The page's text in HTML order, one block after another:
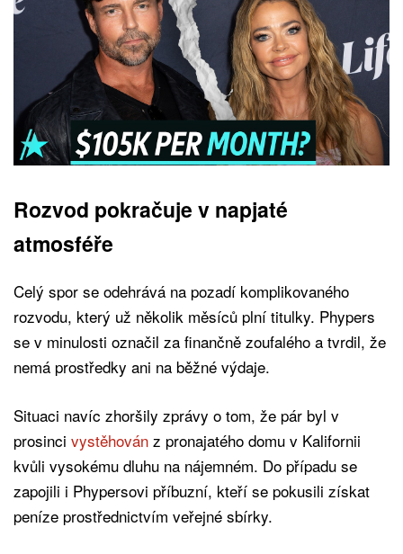
Rozvod pokračuje v napjaté
atmosféře
Celý spor se odehrává na pozadí komplikovaného
rozvodu, který už několik měsíců plní titulky. Phypers
se v minulosti označil za finančně zoufalého a tvrdil, že
nemá prostředky ani na běžné výdaje.
Situaci navíc zhoršily zprávy o tom, že pár byl v
prosinci vystěhován z pronajatého domu v Kalifornii
kvůli vysokému dluhu na nájemném. Do případu se
zapojili i Phypersovi příbuzní, kteří se pokusili získat
peníze prostřednictvím veřejné sbírky.